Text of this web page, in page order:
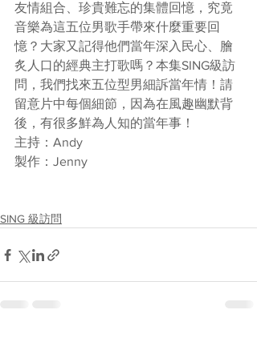
友情組合、珍貴難忘的集體回憶，究竟
音樂為這五位男歌手帶來什麼重要回
憶？大家又記得他們當年深入民心、膾
炙人口的經典主打歌嗎？本集SING級訪
問，我們找來五位型男細訴當年情！請
留意片中每個細節，因為在風趣幽默背
後，有很多鮮為人知的當年事！
主持：Andy
製作：Jenny
SING 級訪問